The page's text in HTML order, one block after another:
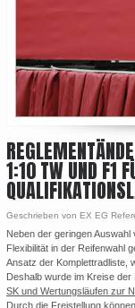
1:10 TW UND F1
Geschrieben von EX EG
Neben der geringen
Flexibilität in der Reifenwahl
Ansatz der Komplettradliste,
Deshalb wurde im Kreise
SK und Wertungsläufen zur
Durch die Freistellung